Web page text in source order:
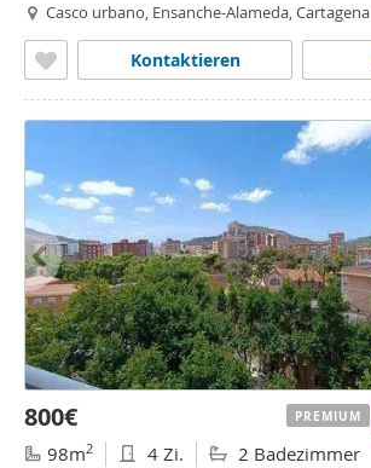
Casco urbano, Ensanche-Alameda, Cartagena
Kontaktieren
800€
98m2 4 Zi. 2 Badezimmer
PREMIUM